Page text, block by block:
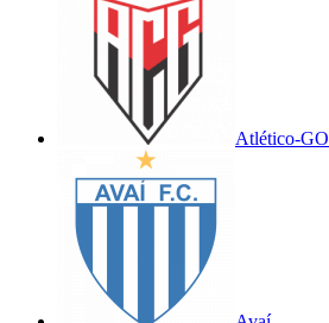
Atlético-GO